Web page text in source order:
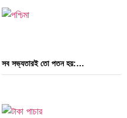
সব সভ্যতারই তো পতন হয়:…